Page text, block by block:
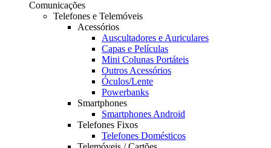
Comunicações
Telefones e Telemóveis
Acessórios
Auscultadores e Auriculares
Capas e Películas
Mini Colunas Portáteis
Outros Acessórios
Óculos/Lente
Powerbanks
Smartphones
Smartphones Android
Telefones Fixos
Telefones Domésticos